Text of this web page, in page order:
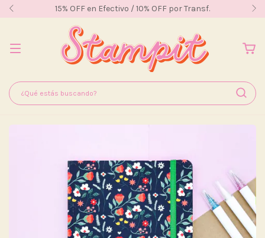
15% OFF en Efectivo / 10% OFF por Transf.